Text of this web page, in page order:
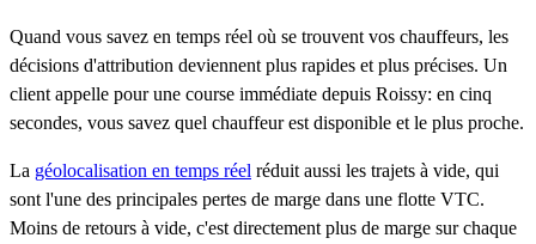
Quand vous savez en temps réel où se trouvent vos chauffeurs, les
décisions d'attribution deviennent plus rapides et plus précises. Un
client appelle pour une course immédiate depuis Roissy: en cinq
secondes, vous savez quel chauffeur est disponible et le plus proche.
La géolocalisation en temps réel réduit aussi les trajets à vide, qui
sont l'une des principales pertes de marge dans une flotte VTC.
Moins de retours à vide, c'est directement plus de marge sur chaque